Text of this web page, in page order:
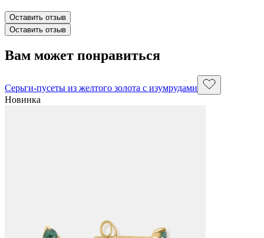
Оставить отзыв
Оставить отзыв
Вам может понравиться
Серьги-пусеты из желтого золота с изумрудами
Новинка